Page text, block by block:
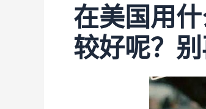
在美国用
较好呢？别